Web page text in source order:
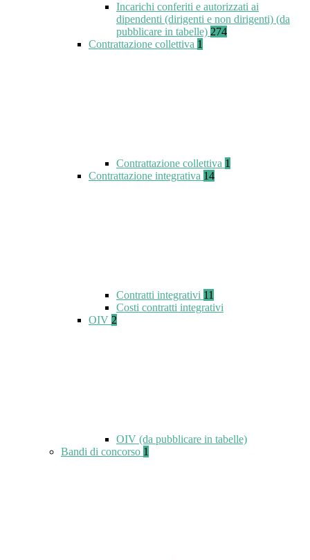
Incarichi conferiti e autorizzati ai
dipendenti (dirigenti e non dirigenti) (da
pubblicare in tabelle) 274
Contrattazione collettiva 1
Contrattazione collettiva 1
Contrattazione integrativa 14
Contratti integrativi 11
Costi contratti integrativi
OIV 2
OIV (da pubblicare in tabelle)
Bandi di concorso 1